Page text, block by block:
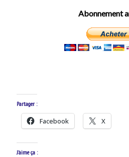
Abonnement
Partager :
Facebook X
J’aime ça :